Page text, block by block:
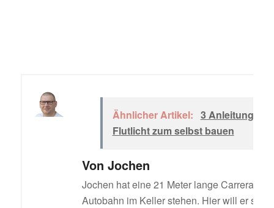
Ähnlicher Artikel: 3 Anleitungen
Flutlicht zum selbst bauen
Von Jochen
Jochen hat eine 21 Meter lange Carrera
Autobahn im Keller stehen. Hier will er